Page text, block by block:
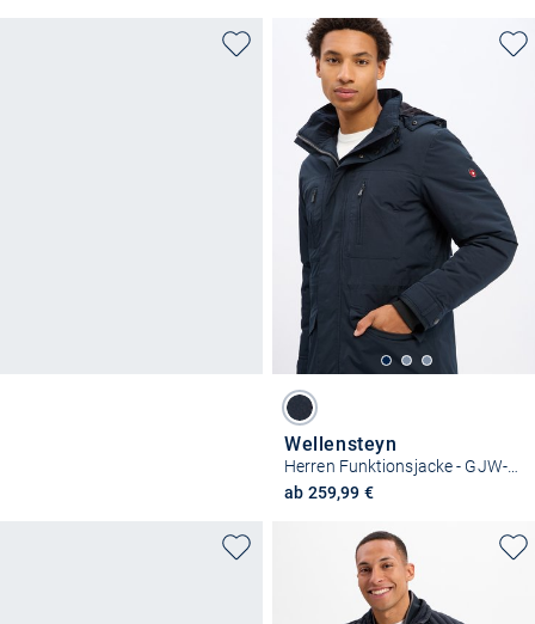
Wellensteyn
Herren Funktionsjacke - GJW-44
ab 259,99 €